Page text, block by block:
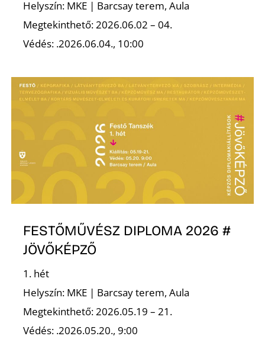
Helyszín: MKE | Barcsay terem, Aula
Megtekinthető: 2026.06.02 – 04.
Védés: .2026.06.04., 10:00
FESTŐMŰVÉSZ DIPLOMA 2026 #
JÖVŐKÉPZŐ
1. hét
Helyszín: MKE | Barcsay terem, Aula
Megtekinthető: 2026.05.19 – 21.
Védés: .2026.05.20., 9:00